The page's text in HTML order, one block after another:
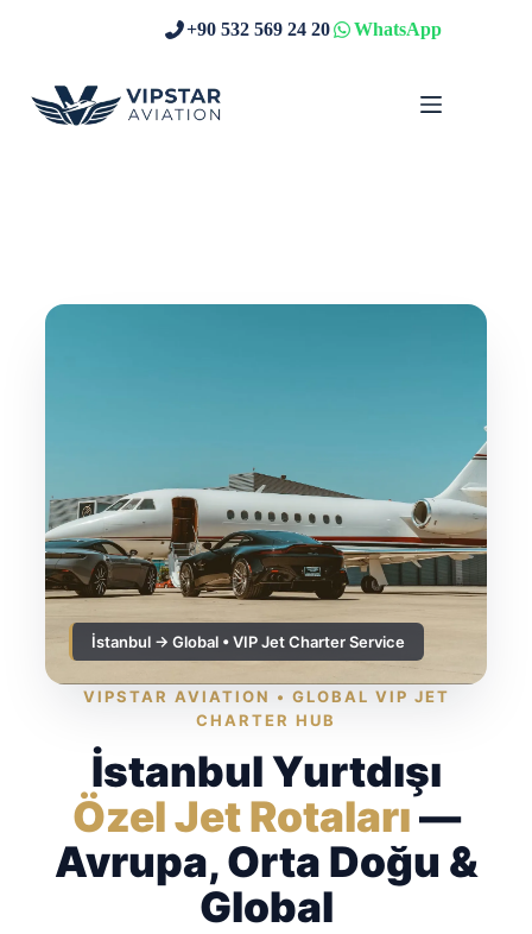
+90 532 569 24 20 WhatsApp
VIPSTAR AVIATION • GLOBAL VIP JET
CHARTER HUB
İstanbul Yurtdışı
Özel Jet Rotaları—
Avrupa, Orta Doğu &
Global
İstanbul → Global • VIP Jet Charter Service